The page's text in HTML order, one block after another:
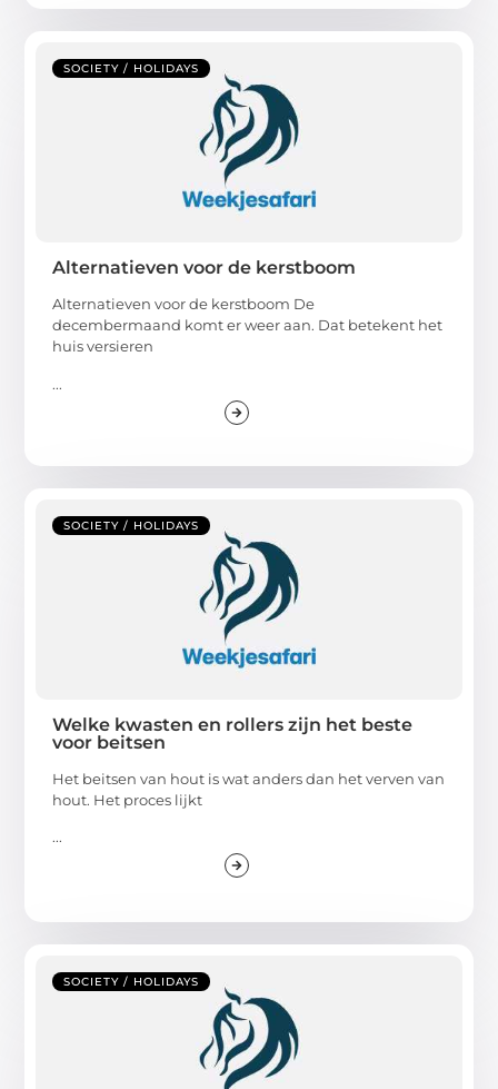
SOCIETY / HOLIDAYS
Alternatieven voor de kerstboom
Alternatieven voor de kerstboom De
decembermaand komt er weer aan. Dat betekent het
huis versieren
...
SOCIETY / HOLIDAYS
Welke kwasten en rollers zijn het beste
voor beitsen
Het beitsen van hout is wat anders dan het verven van
hout. Het proces lijkt
...
SOCIETY / HOLIDAYS